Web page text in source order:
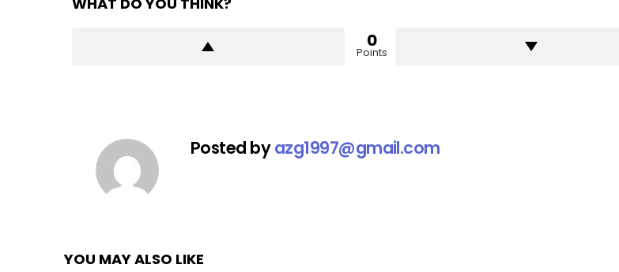
0
Points
Posted byazg1997@gmail.com
YOU MAY ALSO LIKE